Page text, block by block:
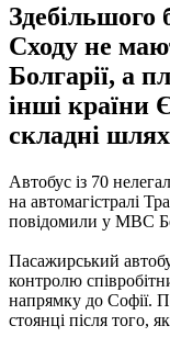
Здебільшого
Сходу не
Болгарії, а
інші країни
складні
Автобус із 70
на автомагістралі
повідомили у МВС
Пасажирський
контролю
напрямку до Софії.
стоянці після того,